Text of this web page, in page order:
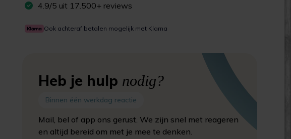
4.9/5 uit 17.500+ reviews
Ook achteraf betalen mogelijk met Klarna
Heb je hulp nodig?
Binnen één werkdag reactie
Mail, bel of app ons gerust. We zijn snel met reageren
en altijd bereid om met je mee te denken.